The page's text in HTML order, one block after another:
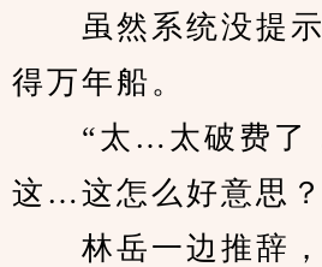
虽然系统没提示
得万年船。
“太…太破费了，
这…这怎么好意思
林岳一边推辞，